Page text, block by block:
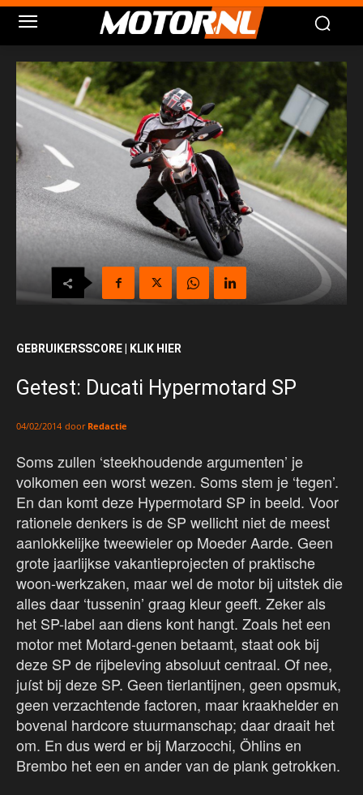
GEBRUIKERSSCORE | KLIK HIER
Getest: Ducati Hypermotard SP
04/02/2014 door Redactie
Soms zullen ‘steekhoudende argumenten’ je
volkomen een worst wezen. Soms stem je ‘tegen’.
En dan komt deze Hypermotard SP in beeld. Voor
rationele denkers is de SP wellicht niet de meest
aanlokkelijke tweewieler op Moeder Aarde. Geen
grote jaarlijkse vakantieprojecten of praktische
woon-werkzaken, maar wel de motor bij uitstek die
alles daar ‘tussenin’ graag kleur geeft. Zeker als
het SP-label aan diens kont hangt. Zoals het een
motor met Motard-genen betaamt, staat ook bij
deze SP de rijbeleving absoluut centraal. Of nee,
juíst bij deze SP. Geen tierlantijnen, geen opsmuk,
geen verzachtende factoren, maar kraakhelder en
bovenal hardcore stuurmanschap; daar draait het
om. En dus werd er bij Marzocchi, Öhlins en
Brembo het een en ander van de plank getrokken.